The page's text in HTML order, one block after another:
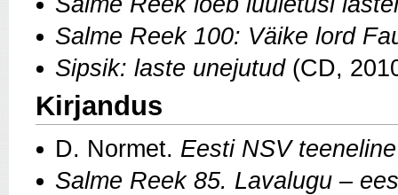
Salme Reek 100: Väike lord
Sipsik: laste unejutud(CD,
Kirjandus
D. Normet. Eesti NSV
Salme Reek 85. Lavalugu –